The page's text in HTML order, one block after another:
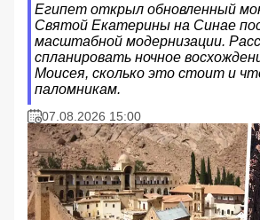
Египет открыл обновленный
Святой Екатерины на Синае
масштабной модернизации.
спланировать ночное
Моисея, сколько это стоит и
паломникам.
07.08.2026 15:00